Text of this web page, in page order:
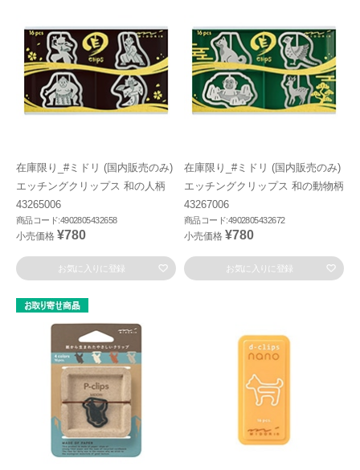
在庫限り_#ミドリ (国内販売のみ)
エッチングクリップス 和の人柄
43265006
商品コード:4902805432658
小売価格 ¥780
お気に入りに登録
在庫限り_#ミドリ (国内販売のみ)
エッチングクリップス 和の動物柄
43267006
商品コード:4902805432672
小売価格 ¥780
お気に入りに登録